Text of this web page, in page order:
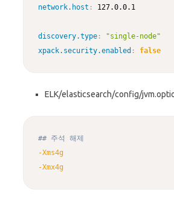
network.host : 127.0.0.1
discovery.type :
"single-node"
xpack.security.enabled : false
ELK/elasticsearch/config/
## 주석 해제
-Xms4g
-Xmx4g